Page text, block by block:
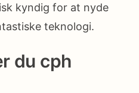
kyndig for at nyde
teknologi.
du cph